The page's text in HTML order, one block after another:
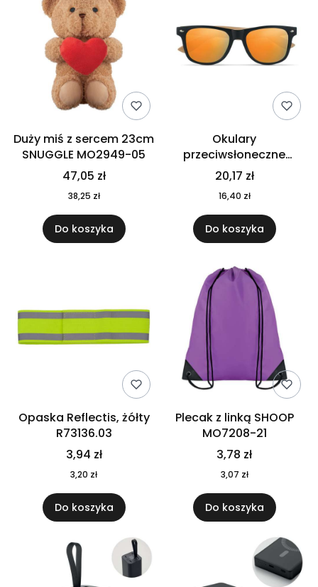
Duży miś z sercem 23cm
SNUGGLE MO2949-05
47,05 zł
38,25 zł
Do koszyka
Okulary
przeciwsłoneczne
CALIFORNIA TOUCH
MO9617-10
20,17 zł
16,40 zł
Do koszyka
Opaska Reflectis, żółty
R73136.03
3,94 zł
3,20 zł
Do koszyka
Plecak z linką SHOOP
MO7208-21
3,78 zł
3,07 zł
Do koszyka